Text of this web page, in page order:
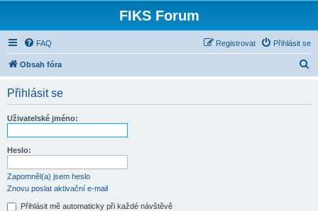
FIKS Forum
FAQ Přihlásit se
Registrovat
Obsah fóra
Přihlásit se
Uživatelské jméno:
Heslo:
Zapomněl(a) jsem heslo
Znovu poslat aktivační e-mail
Přihlásit mě automaticky při každé návštěvě